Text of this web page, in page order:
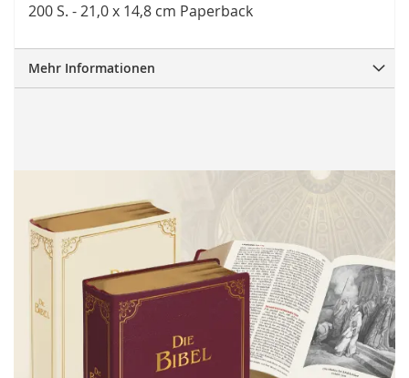
200 S. - 21,0 x 14,8 cm Paperback
Mehr Informationen